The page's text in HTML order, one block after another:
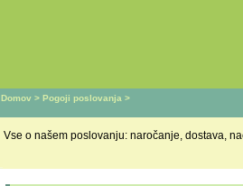
Domov > Pogoji poslovanja >
Vse o našem poslovanju: naročanje, dostava,